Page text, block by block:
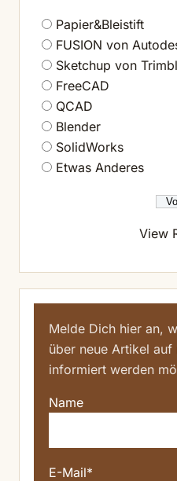
Papier&Bleistift
FUSION von
Sketchup von
FreeCAD
QCAD
Blender
SolidWorks
Etwas Anderes
View
Melde Dich hier an,
über neue Artikel auf
informiert werden
Name
E-Mail*